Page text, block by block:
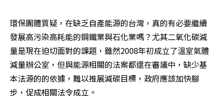
環保團體質疑，在缺乏自產能源的台灣，真的有必要繼續
發展高污染高耗能的鋼鐵業與石化業嗎？尤其二氧化碳減
量是現在迫切面對的課題，雖然2008年初成立了溫室氣體
減量辦公室，但與能源相關的法案都還在審議中，缺少基
本法源的的依據，難以推展減碳目標，政府應該加快腳
步，促成相關法令成立。